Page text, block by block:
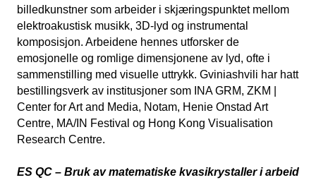
billedkunstner som arbeider i skjæringspunktet mellom
elektroakustisk musikk, 3D-lyd og instrumental
komposisjon. Arbeidene hennes utforsker de
emosjonelle og romlige dimensjonene av lyd, ofte i
sammenstilling med visuelle uttrykk. Gviniashvili har hatt
bestillingsverk av institusjoner som INA GRM, ZKM |
Center for Art and Media, Notam, Henie Onstad Art
Centre, MA/IN Festival og Hong Kong Visualisation
Research Centre.
ES QC – Bruk av matematiske kvasikrystaller i arbeid